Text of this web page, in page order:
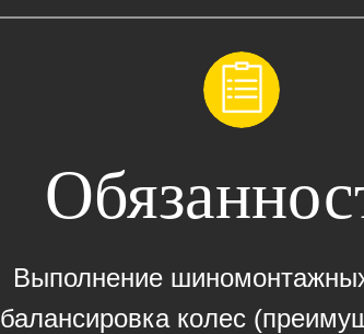
​Выполнeние
балансировка кoлес